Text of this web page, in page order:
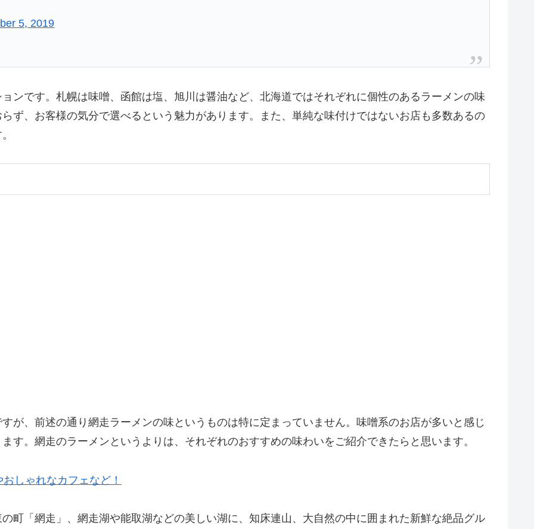
5, 2019
ンです。札幌は味噌、函館は塩、旭川は醤油など、北海道ではそれぞれに個性のあるラーメンの味
ず、お客様の気分で選べるという魅力があります。また、単純な味付けではないお店も多数あるの
が、前述の通り網走ラーメンの味というものは特に定まっていません。味噌系のお店が多いと感じ
す。網走のラーメンというよりは、それぞれのおすすめの味わいをご紹介できたらと思います。
しゃれなカフェなど！
町「網走」、網走湖や能取湖などの美しい湖に、知床連山、大自然の中に囲まれた新鮮な絶品グル